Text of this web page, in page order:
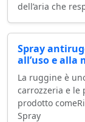
dell’aria che
Spray
all’uso e alla
La ruggine è
carrozzeria e le
prodotto
Spray